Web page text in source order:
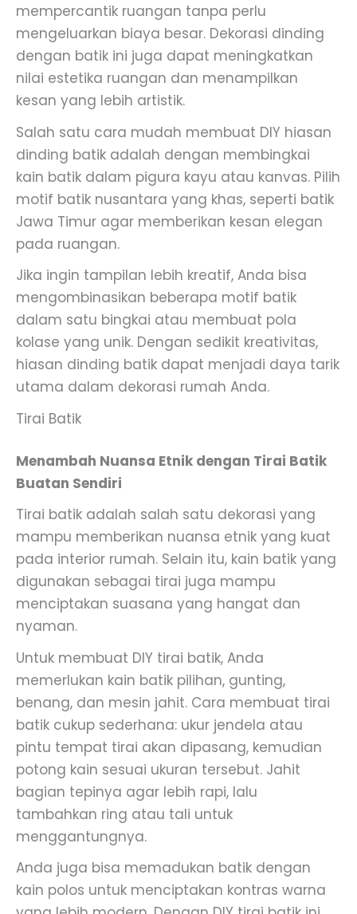
mempercantik ruangan tanpa perlu
mengeluarkan biaya besar. Dekorasi dinding
dengan batik ini juga dapat meningkatkan
nilai estetika ruangan dan menampilkan
kesan yang lebih artistik.
Salah satu cara mudah membuat DIY hiasan
dinding batik adalah dengan membingkai
kain batik dalam pigura kayu atau kanvas. Pilih
motif batik nusantara yang khas, seperti batik
Jawa Timur agar memberikan kesan elegan
pada ruangan.
Jika ingin tampilan lebih kreatif, Anda bisa
mengombinasikan beberapa motif batik
dalam satu bingkai atau membuat pola
kolase yang unik. Dengan sedikit kreativitas,
hiasan dinding batik dapat menjadi daya tarik
utama dalam dekorasi rumah Anda.
Tirai Batik
Menambah Nuansa Etnik dengan Tirai Batik
Buatan Sendiri
Tirai batik adalah salah satu dekorasi yang
mampu memberikan nuansa etnik yang kuat
pada interior rumah. Selain itu, kain batik yang
digunakan sebagai tirai juga mampu
menciptakan suasana yang hangat dan
nyaman.
Untuk membuat DIY tirai batik, Anda
memerlukan kain batik pilihan, gunting,
benang, dan mesin jahit. Cara membuat tirai
batik cukup sederhana: ukur jendela atau
pintu tempat tirai akan dipasang, kemudian
potong kain sesuai ukuran tersebut. Jahit
bagian tepinya agar lebih rapi, lalu
tambahkan ring atau tali untuk
menggantungnya.
Anda juga bisa memadukan batik dengan
kain polos untuk menciptakan kontras warna